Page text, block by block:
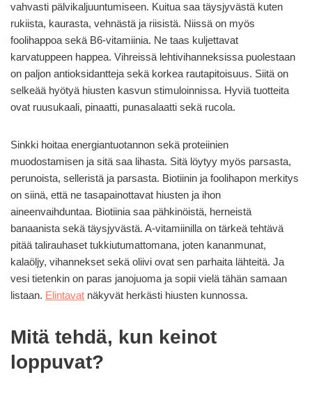
vahvasti pälvikaljuuntumiseen. Kuitua saa täysjyvästä kuten
rukiista, kaurasta, vehnästä ja riisistä. Niissä on myös
foolihappoa sekä B6-vitamiinia. Ne taas kuljettavat
karvatuppeen happea. Vihreissä lehtivihanneksissa puolestaan
on paljon antioksidantteja sekä korkea rautapitoisuus. Siitä on
selkeää hyötyä hiusten kasvun stimuloinnissa. Hyviä tuotteita
ovat ruusukaali, pinaatti, punasalaatti sekä rucola.
Sinkki hoitaa energiantuotannon sekä proteiinien
muodostamisen ja sitä saa lihasta. Sitä löytyy myös parsasta,
perunoista, selleristä ja parsasta. Biotiinin ja foolihapon merkitys
on siinä, että ne tasapainottavat hiusten ja ihon
aineenvaihduntaa. Biotiinia saa pähkinöistä, herneistä
banaanista sekä täysjyvästä. A-vitamiinilla on tärkeä tehtävä
pitää talirauhaset tukkiutumattomana, joten kananmunat,
kalaöljy, vihannekset sekä oliivi ovat sen parhaita lähteitä. Ja
vesi tietenkin on paras janojuoma ja sopii vielä tähän samaan
listaan. Elintavat näkyvät herkästi hiusten kunnossa.
Mitä tehdä, kun keinot
loppuvat?